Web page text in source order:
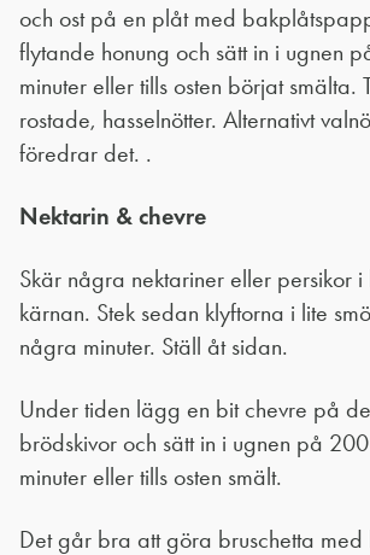
och ost på en plåt med
flytande honung och sätt in i ugnen
minuter eller tills osten börjat smälta.
rostade, hasselnötter. Alternativt
föredrar det. .
Nektarin & chevre
Skär några nektariner eller persikor
kärnan. Stek sedan klyftorna i lite
några minuter. Ställ åt sidan.
Under tiden lägg en bit chevre på
brödskivor och sätt in i ugnen på
minuter eller tills osten smält.
Det går bra att göra bruschetta med